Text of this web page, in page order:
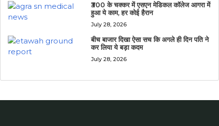
₹300 के चक्कर में एसएन मेडिकल कॉलेज आगरा में
हुआ ये काम, हर कोई हैरान
July 28, 2026
बीच बाजार दिखा ऐसा सच कि अगले ही दिन पति ने
कर लिया ये बड़ा कदम
July 28, 2026